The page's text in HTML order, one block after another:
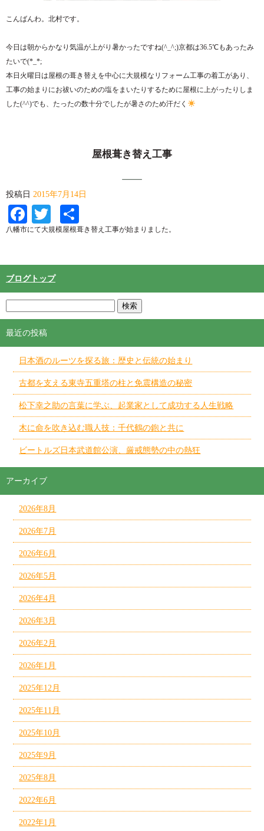
こんばんわ。北村です。
今日は朝からかなり気温が上がり暑かったですね(^_^;)京都は36.5℃もあったみ
たいで(*_*;
本日火曜日は屋根の葺き替えを中心に大規模なリフォーム工事の着工があり、
工事の始まりにお祓いのための塩をまいたりするために屋根に上がったりしま
した(^^)でも、たったの数十分でしたが暑さのため汗だく
屋根葺き替え工事
投稿日 2015年7月14日
Facebook
Twitter
有
八幡市にて大規模屋根葺き替え工事が始まりました。
ブログトップ
最近の投稿
日本酒のルーツを探る旅：歴史と伝統の始まり
古都を支える東寺五重塔の柱と免震構造の秘密
松下幸之助の言葉に学ぶ、起業家として成功する人生戦略
木に命を吹き込む職人技：千代鶴の鉋と共に
ビートルズ日本武道館公演、厳戒態勢の中の熱狂
アーカイブ
2026年8月
2026年7月
2026年6月
2026年5月
2026年4月
2026年3月
2026年2月
2026年1月
2025年12月
2025年11月
2025年10月
2025年9月
2025年8月
2022年6月
2022年1月